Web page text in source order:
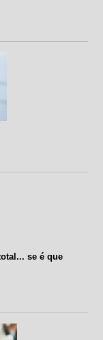
se é que